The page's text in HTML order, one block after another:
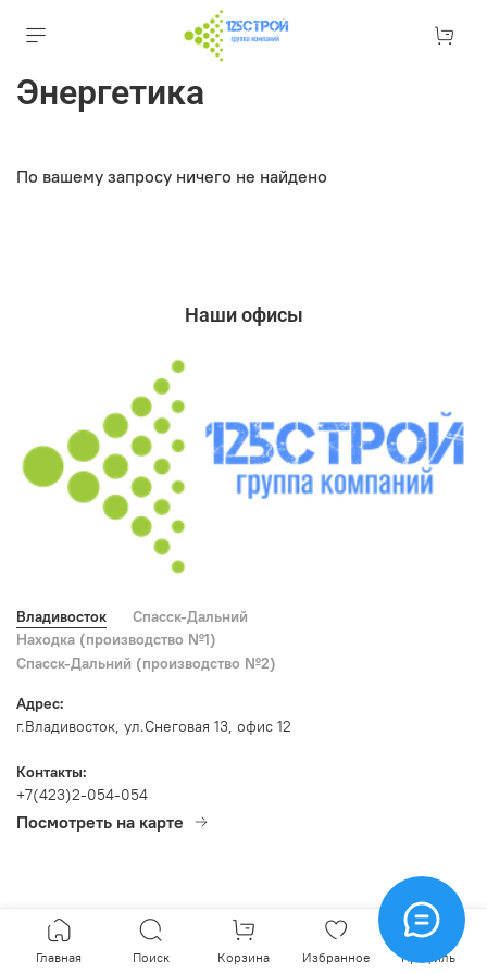
Энергетика
По вашему запросу ничего не найдено
Наши офисы
Владивосток
Спасск-Дальний
Находка (производство №1)
Спасск-Дальний (производство №2)
Адрес:
г.Владивосток, ул.Снеговая 13, офис 12
Контакты:
+7(423)2-054-054
Посмотреть на карте
Главная Поиск Корзина Избранное Профиль